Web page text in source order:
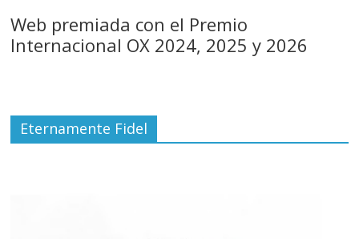
Web premiada con el Premio
Internacional OX 2024, 2025 y 2026
Eternamente Fidel